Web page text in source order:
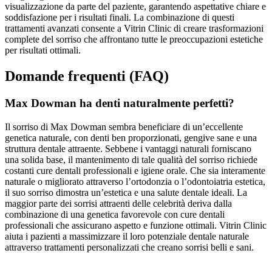
visualizzazione da parte del paziente, garantendo aspettative chiare e
soddisfazione per i risultati finali. La combinazione di questi
trattamenti avanzati consente a Vitrin Clinic di creare trasformazioni
complete del sorriso che affrontano tutte le preoccupazioni estetiche
per risultati ottimali.
Domande frequenti (FAQ)
Max Dowman ha denti naturalmente perfetti?
Il sorriso di Max Dowman sembra beneficiare di un’eccellente
genetica naturale, con denti ben proporzionati, gengive sane e una
struttura dentale attraente. Sebbene i vantaggi naturali forniscano
una solida base, il mantenimento di tale qualità del sorriso richiede
costanti cure dentali professionali e igiene orale. Che sia interamente
naturale o migliorato attraverso l’ortodonzia o l’odontoiatria estetica,
il suo sorriso dimostra un’estetica e una salute dentale ideali. La
maggior parte dei sorrisi attraenti delle celebrità deriva dalla
combinazione di una genetica favorevole con cure dentali
professionali che assicurano aspetto e funzione ottimali. Vitrin Clinic
aiuta i pazienti a massimizzare il loro potenziale dentale naturale
attraverso trattamenti personalizzati che creano sorrisi belli e sani.